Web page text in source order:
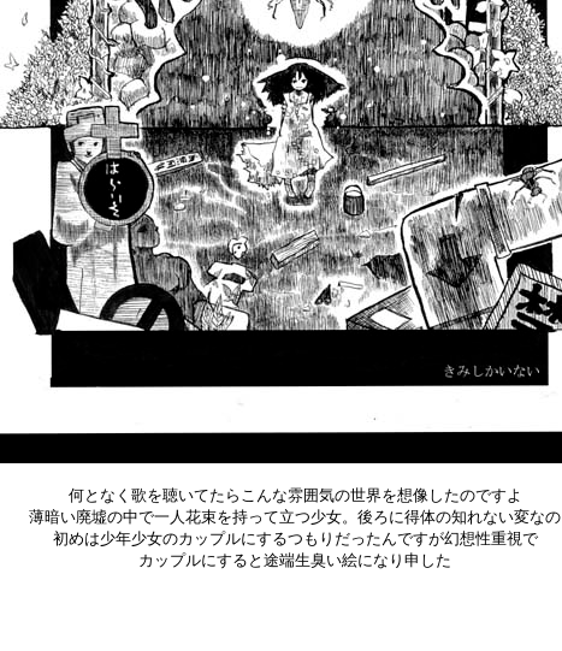
何となく歌を聴いてたらこんな雰囲気の世界を想像したのですよ
薄暗い廃墟の中で一人花束を持って立つ少女。後ろに得体の知れない変なの
初めは少年少女のカップルにするつもりだったんですが幻想性重視で
カップルにすると途端生臭い絵になり申した